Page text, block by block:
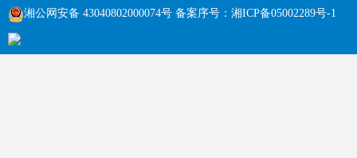
湘公网安备 43040802000074号 备案序号： 湘ICP备05002289号-1